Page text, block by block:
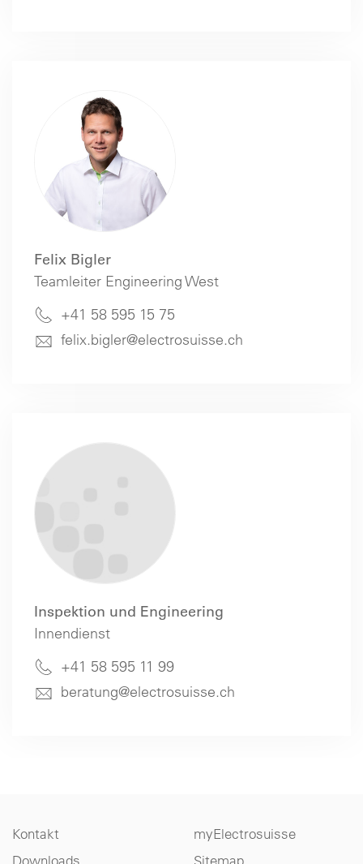
Felix Bigler
Teamleiter Engineering West
+41 58 595 15 75
felix.bigler@electrosuisse.ch
Inspektion und Engineering
Innendienst
+41 58 595 11 99
beratung@electrosuisse.ch
Kontakt
myElectrosuisse
Downloads
Sitemap